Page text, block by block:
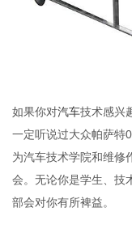
如果你对汽车技术感兴
一定听说过大众帕萨特
为汽车技术学院和维修
会。无论你是学生、技
部会对你有所裨益。